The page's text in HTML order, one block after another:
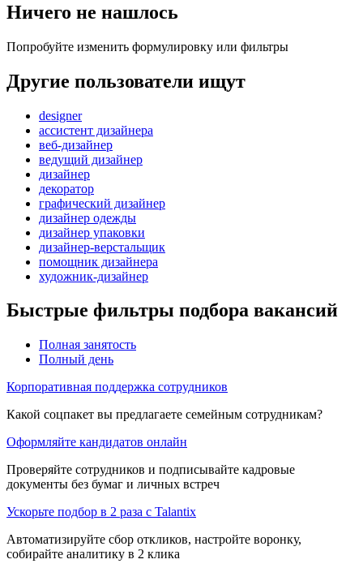
Ничего не нашлось
Попробуйте изменить формулировку или фильтры
Другие пользователи ищут
designer
ассистент дизайнера
веб-дизайнер
ведущий дизайнер
дизайнер
декоратор
графический дизайнер
дизайнер одежды
дизайнер упаковки
дизайнер-верстальщик
помощник дизайнера
художник-дизайнер
Быстрые фильтры подбора вакансий
Полная занятость
Полный день
Корпоративная поддержка сотрудников
Какой соцпакет вы предлагаете семейным сотрудникам?
Оформляйте кандидатов онлайн
Проверяйте сотрудников и подписывайте кадровые
документы без бумаг и личных встреч
Ускорьте подбор в 2 раза с Talantix
Автоматизируйте сбор откликов, настройте воронку,
собирайте аналитику в 2 клика